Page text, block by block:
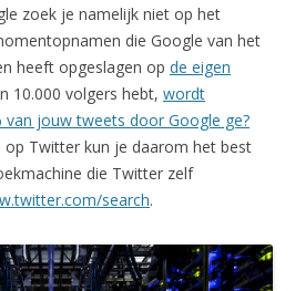
zoek je namelijk niet op het
die Google van het
heeft opgeslagen op de eigen
10.000 volgers hebt, wordt
van jouw tweets door Google ge?
op Twitter kun je daarom het best
die Twitter zelf
search.